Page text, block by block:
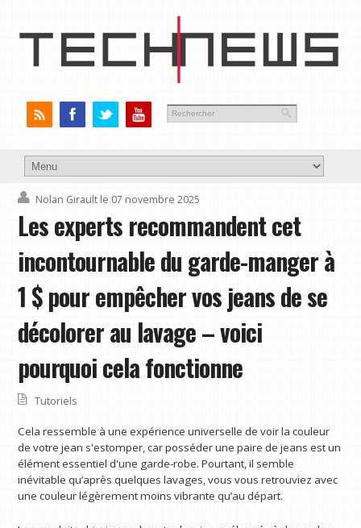
Nolan Girault le 07 novembre 2025
Les experts recommandent cet
incontournable du garde-manger à
1 $ pour empêcher vos jeans de se
décolorer au lavage – voici
pourquoi cela fonctionne
Tutoriels
Cela ressemble à une expérience universelle de voir la couleur
de votre jean s'estomper, car posséder une paire de jeans est un
élément essentiel d'une garde-robe. Pourtant, il semble
inévitable qu’après quelques lavages, vous vous retrouviez avec
une couleur légèrement moins vibrante qu’au départ.